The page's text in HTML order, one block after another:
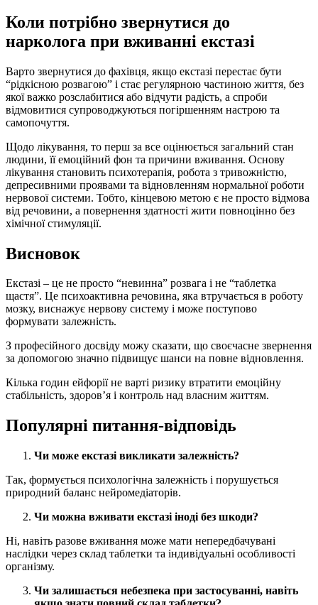
Коли потрібно звернутися до
нарколога при вживанні екстазі
Варто звернутися до фахівця, якщо екстазі перестає бути
“рідкісною розвагою” і стає регулярною частиною життя, без
якої важко розслабитися або відчути радість, а спроби
відмовитися супроводжуються погіршенням настрою та
самопочуття.
Щодо лікування, то перш за все оцінюється загальний стан
людини, її емоційний фон та причини вживання. Основу
лікування становить психотерапія, робота з тривожністю,
депресивними проявами та відновленням нормальної роботи
нервової системи. Тобто, кінцевою метою є не просто відмова
від речовини, а повернення здатності жити повноцінно без
хімічної стимуляції.
Висновок
Екстазі – це не просто “невинна” розвага і не “таблетка
щастя”. Це психоактивна речовина, яка втручається в роботу
мозку, виснажує нервову систему і може поступово
формувати залежність.
З професійного досвіду можу сказати, що своєчасне звернення
за допомогою значно підвищує шанси на повне відновлення.
Кілька годин ейфорії не варті ризику втратити емоційну
стабільність, здоров’я і контроль над власним життям.
Популярні питання-відповідь
Чи може екстазі викликати залежність?
Так, формується психологічна залежність і порушується
природний баланс нейромедіаторів.
Чи можна вживати екстазі іноді без шкоди?
Ні, навіть разове вживання може мати непередбачувані
наслідки через склад таблетки та індивідуальні особливості
організму.
Чи залишається небезпека при застосуванні, навіть